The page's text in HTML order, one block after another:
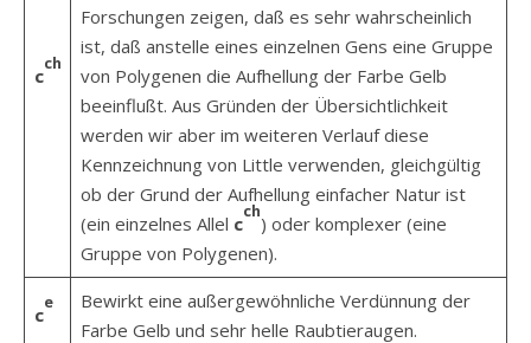
c
ch
Forschungen zeigen, daß es sehr wahrscheinlich
ist, daß anstelle eines einzelnen Gens eine Gruppe
von Polygenen die Aufhellung der Farbe Gelb
beeinflußt. Aus Gründen der Übersichtlichkeit
werden wir aber im weiteren Verlauf diese
Kennzeichnung von Little verwenden, gleichgültig
ob der Grund der Aufhellung einfacher Natur ist
(ein einzelnes Allel c
ch
) oder komplexer (eine
Gruppe von Polygenen).
c
e
Bewirkt eine außergewöhnliche Verdünnung der
Farbe Gelb und sehr helle Raubtieraugen.